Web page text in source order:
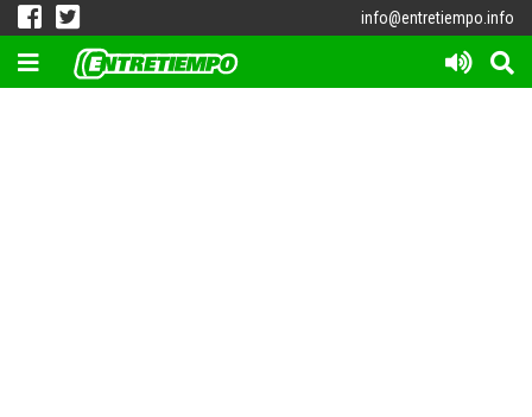
info@entretiempo.info